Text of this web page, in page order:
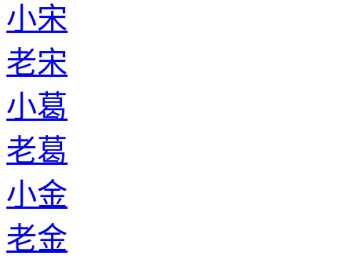
小宋
老宋
小葛
老葛
小金
老金